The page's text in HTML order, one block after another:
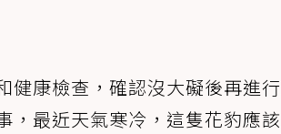
健康檢查，確認沒大礙後再進
，最近天氣寒冷，這隻花豹應